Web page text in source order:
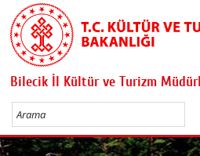
Bilecik İl Kültür ve Turizm